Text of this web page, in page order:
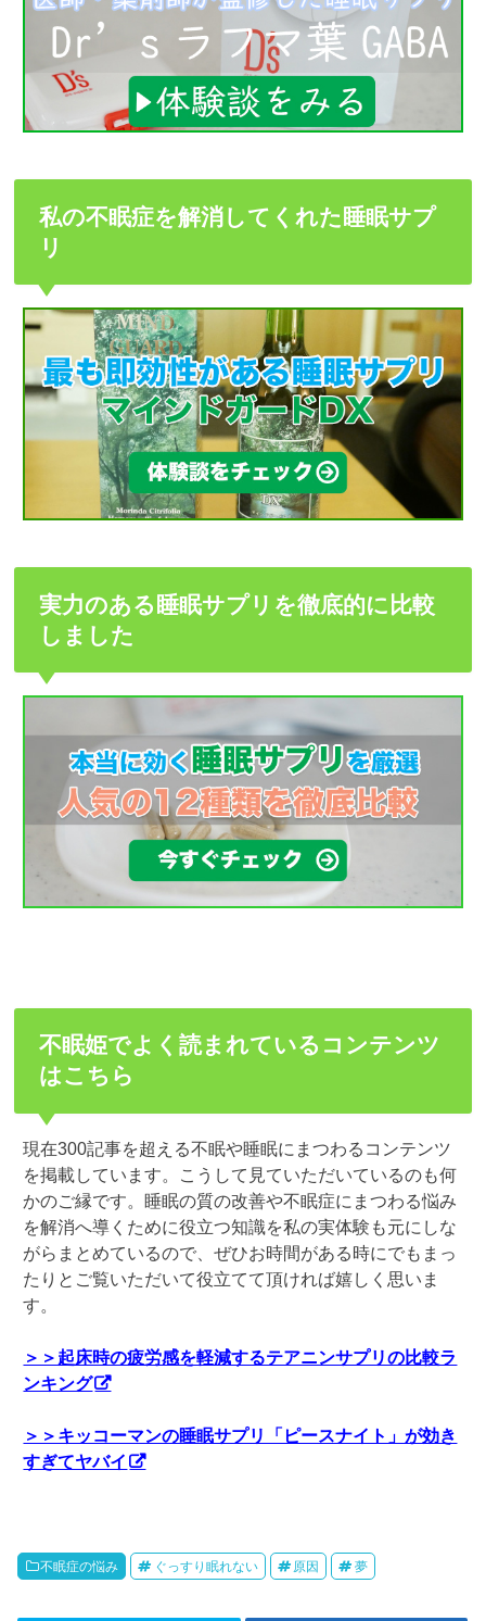
私の不眠症を解消してくれた睡眠サプ
リ
実力のある睡眠サプリを徹底的に比較
しました
不眠姫でよく読まれているコンテンツ
はこちら
現在300記事を超える不眠や睡眠にまつわるコンテンツ
を掲載しています。こうして見ていただいているのも何
かのご縁です。睡眠の質の改善や不眠症にまつわる悩み
を解消へ導くために役立つ知識を私の実体験も元にしな
がらまとめているので、ぜひお時間がある時にでもまっ
たりとご覧いただいて役立てて頂ければ嬉しく思いま
す。
＞＞起床時の疲労感を軽減するテアニンサプリの比較ラ
ンキング
＞＞キッコーマンの睡眠サプリ「ピースナイト」が効き
すぎてヤバイ
不眠症の悩み ぐっすり眠れない 原因 夢